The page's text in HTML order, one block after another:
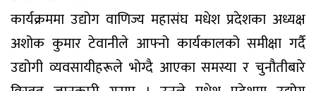
कार्यक्रममा उद्योग वाणिज्य महासंघ मधेश प्रदेशका अध्यक्ष
अशोक कुमार टेवानीले आफ्नो कार्यकालको समीक्षा गर्दै
उद्योगी व्यवसायीहरूले भोग्दै आएका समस्या र चुनौतीबारे